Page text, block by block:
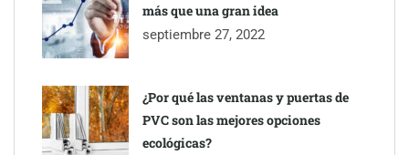
más que una gran idea
septiembre 27, 2022
¿Por qué las ventanas y puertas de
PVC son las mejores opciones
ecológicas?